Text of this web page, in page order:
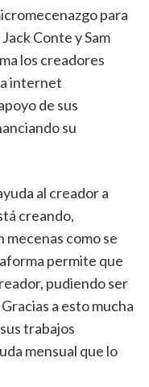
para
Conte y Sam
los creadores
internet
de sus
su
al creador a
creando,
como se
permite que
pudiendo ser
a esto mucha
trabajos
mensual que lo